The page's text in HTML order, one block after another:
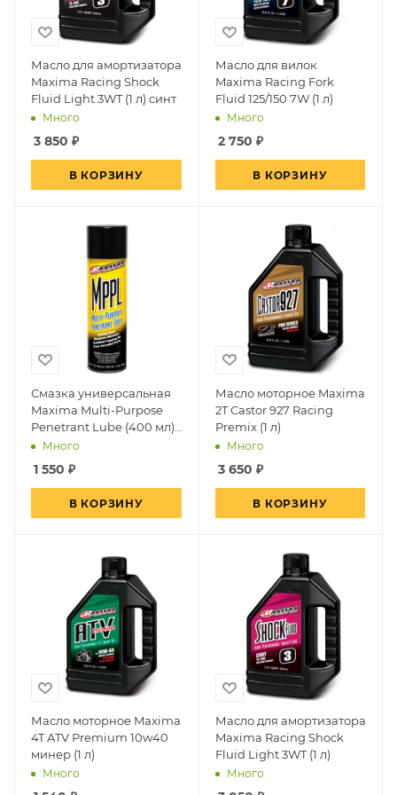
Масло для амортизатора
Maxima Racing Shock
Fluid Light 3WT (1 л) синт
Много
3 850 ₽
В КОРЗИНУ
Масло для вилок
Maxima Racing Fork
Fluid 125/150 7W (1 л)
Много
2 750 ₽
В КОРЗИНУ
Смазка универсальная
Maxima Multi-Purpose
Penetrant Lube (400 мл)
73920
Много
1 550 ₽
В КОРЗИНУ
Масло моторное Maxima
2T Castor 927 Racing
Premix (1 л)
Много
3 650 ₽
В КОРЗИНУ
Масло моторное Maxima
4T ATV Premium 10w40
минер (1 л)
Много
Масло для амортизатора
Maxima Racing Shock
Fluid Light 3WT (1 л)
Много